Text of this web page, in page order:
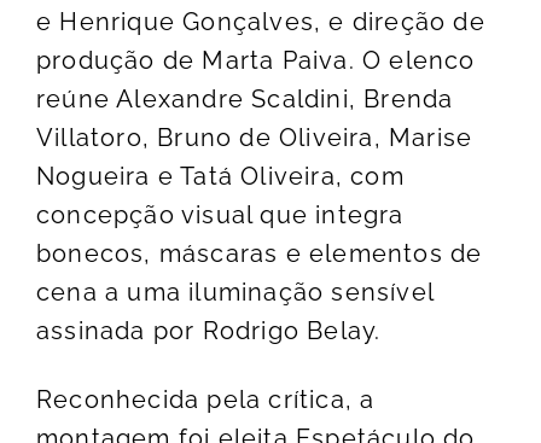
e Henrique Gonçalves, e direção de
produção de Marta Paiva. O elenco
reúne Alexandre Scaldini, Brenda
Villatoro, Bruno de Oliveira, Marise
Nogueira e Tatá Oliveira, com
concepção visual que integra
bonecos, máscaras e elementos de
cena a uma iluminação sensível
assinada por Rodrigo Belay.
Reconhecida pela crítica, a